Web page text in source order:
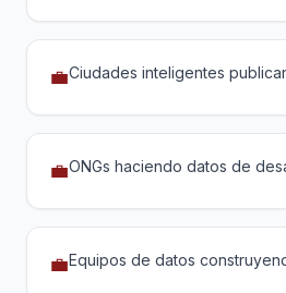
💼Ciudades inteligentes
💼ONGs haciendo datos de
💼Equipos de datos